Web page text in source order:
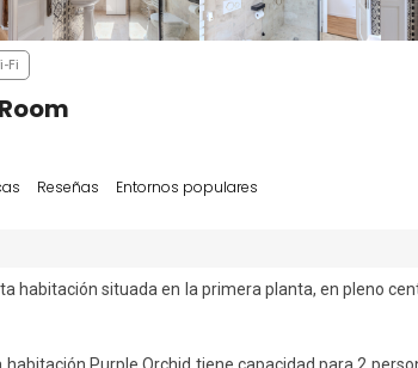
Fi
Reseñas Entornos populares
habitación situada en la primera planta, en pleno